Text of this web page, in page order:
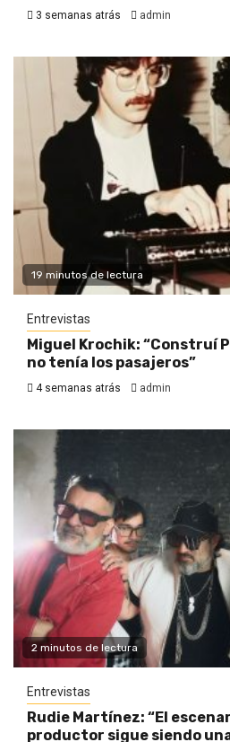
3 semanas atrás admin
19 minutos de lectura
Entrevistas
Miguel Krochik: “Construí
no tenía los pasajeros”
4 semanas atrás admin
2 minutos de lectura
Entrevistas
Rudie Martínez: “El
productor sigue siendo